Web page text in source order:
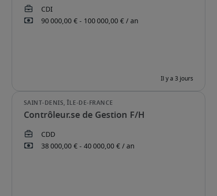
Contrôleur.se de Gestion F/H